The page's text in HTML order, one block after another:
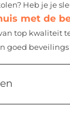
Heb je je
met de
top kwaliteit
goed beveilings